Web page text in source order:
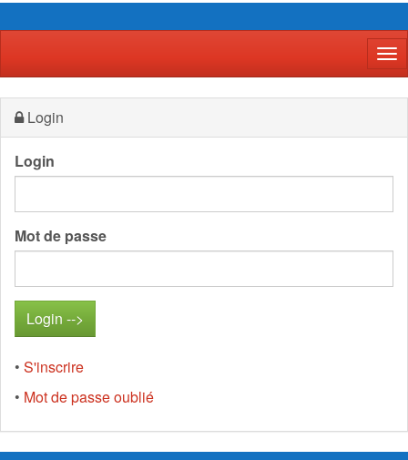
Login
Login
Mot de passe
• S'inscrire
• Mot de passe oublié